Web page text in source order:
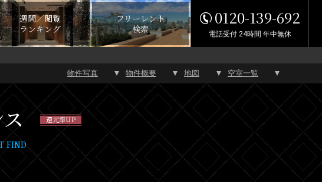
週間／閲覧
ランキング
フリーレント
検索
0120-139-692
電話受付 24時間 年中無休
物件写真 物件概要 地図 空室一覧
還元率UP
FIND